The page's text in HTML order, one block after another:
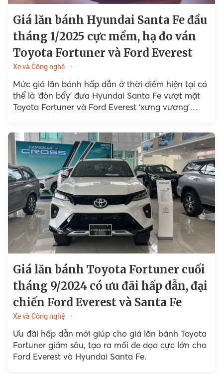
Giá lăn bánh Hyundai Santa Fe đầu
tháng 1/2025 cực mềm, hạ đo ván
Toyota Fortuner và Ford Everest
Xe và Công nghệ
Mức giá lăn bánh hấp dẫn ở thời điểm hiện tại có
thể là ‘đòn bẩy’ đưa Hyundai Santa Fe vượt mặt
Toyota Fortuner và Ford Everest ‘xưng vương’
Giá lăn bánh Toyota Fortuner cuối
tháng 9/2024 có ưu đãi hấp dẫn, đại
chiến Ford Everest và Santa Fe
Xe và Công nghệ
Ưu đãi hấp dẫn mới giúp cho giá lăn bánh Toyota
Fortuner giảm sâu, tạo ra mối đe dọa cực lớn cho
Ford Everest và Hyundai Santa Fe.